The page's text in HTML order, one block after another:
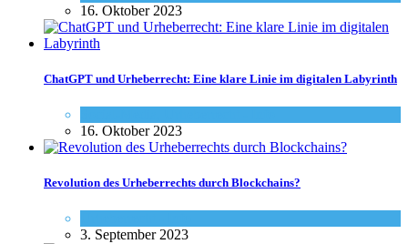
16. Oktober 2023
ChatGPT und Urheberrecht: Eine klare Linie im digitalen Labyrinth
16. Oktober 2023
Revolution des Urheberrechts durch Blockchains?
3. September 2023